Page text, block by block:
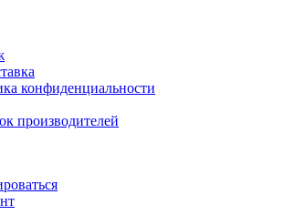
конфиденциальности
производителей